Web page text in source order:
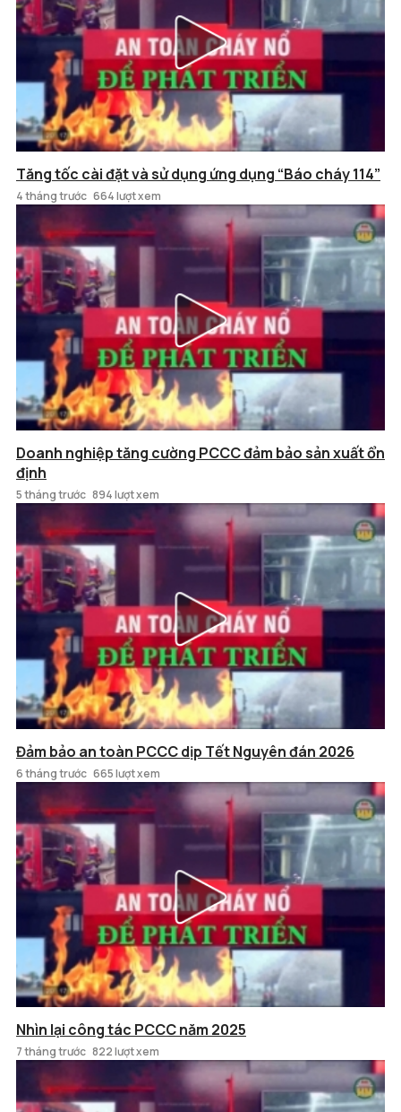
Tăng tốc cài đặt và sử dụng ứng dụng “Báo cháy 114”
4 tháng trước 664 lượt xem
Doanh nghiệp tăng cường PCCC đảm bảo sản xuất ổn
định
5 tháng trước 894 lượt xem
Đảm bảo an toàn PCCC dịp Tết Nguyên đán 2026
6 tháng trước 665 lượt xem
Nhìn lại công tác PCCC năm 2025
7 tháng trước 822 lượt xem